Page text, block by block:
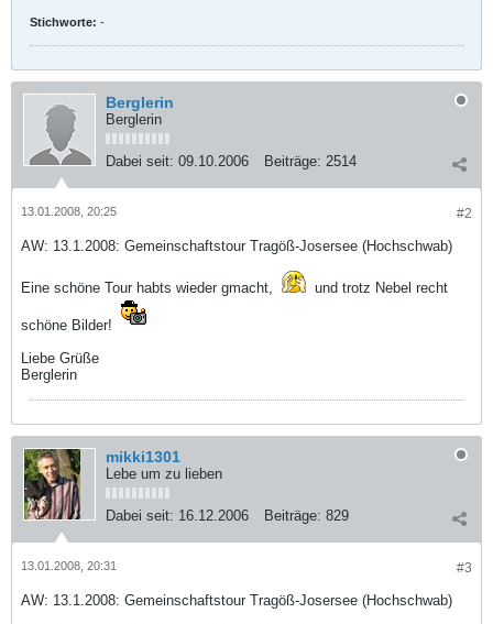
Stichworte: -
Berglerin
Berglerin
Dabei seit: 09.10.2006 Beiträge: 2514
#2
13.01.2008, 20:25
AW: 13.1.2008: Gemeinschaftstour Tragöß-Josersee (Hochschwab)
Eine schöne Tour habts wieder gmacht, und trotz Nebel recht
schöne Bilder!
Liebe Grüße
Berglerin
mikki1301
Lebe um zu lieben
Dabei seit: 16.12.2006 Beiträge: 829
#3
13.01.2008, 20:31
AW: 13.1.2008: Gemeinschaftstour Tragöß-Josersee (Hochschwab)